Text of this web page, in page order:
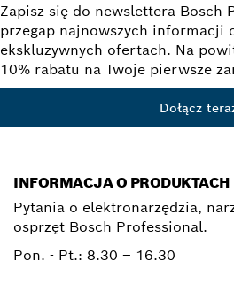
Zapisz się do newslettera Bosch
przegap najnowszych informacji
ekskluzywnych ofertach. Na
10% rabatu na Twoje pierwsze
Dołącz
INFORMACJA O PRODUKTACH
Pytania o elektronarzędzia,
osprzęt Bosch Professional.
Pon. - Pt.: 8.30 – 16.30